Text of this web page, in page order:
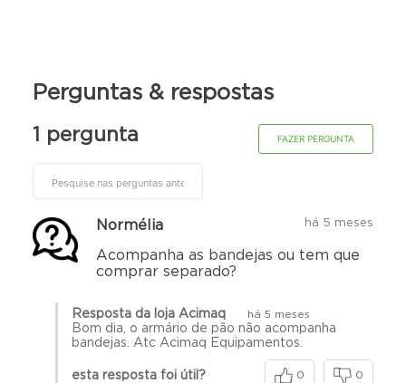
Perguntas & respostas
1 pergunta FAZER PERGUNTA
Normélia há 5 meses
Acompanha as bandejas ou tem que
comprar separado?
Resposta da loja Acimaq há 5 meses
Bom dia, o armário de pão não acompanha
bandejas. Atc Acimaq Equipamentos.
esta resposta foi útil? 0 0